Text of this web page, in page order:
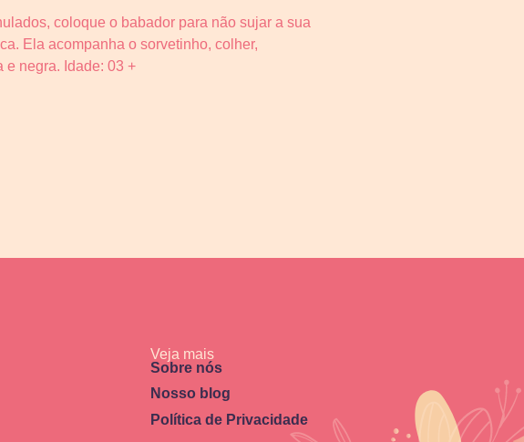
coloque o babador para não sujar a sua
Ela acompanha o sorvetinho, colher,
e negra. Idade: 03 +
Veja mais
Sobre nós
Nosso blog
Política de Privacidade